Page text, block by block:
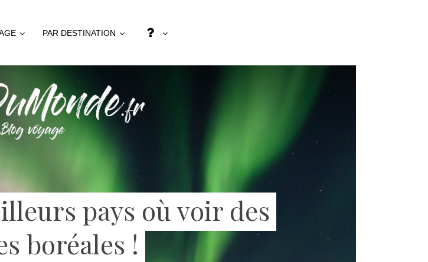
PAR DESTINATION
pays où voir des
boréales !